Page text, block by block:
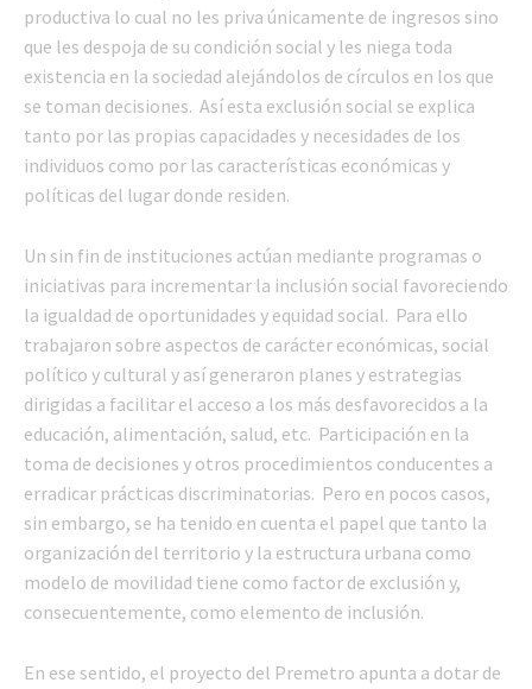
productiva lo cual no les priva únicamente de ingresos sino
que les despoja de su condición social y les niega toda
existencia en la sociedad alejándolos de círculos en los que
se toman decisiones. Así esta exclusión social se explica
tanto por las propias capacidades y necesidades de los
individuos como por las características económicas y
políticas del lugar donde residen.
Un sin fin de instituciones actúan mediante programas o
iniciativas para incrementar la inclusión social favoreciendo
la igualdad de oportunidades y equidad social. Para ello
trabajaron sobre aspectos de carácter económicas, social
político y cultural y así generaron planes y estrategias
dirigidas a facilitar el acceso a los más desfavorecidos a la
educación, alimentación, salud, etc. Participación en la
toma de decisiones y otros procedimientos conducentes a
erradicar prácticas discriminatorias. Pero en pocos casos,
sin embargo, se ha tenido en cuenta el papel que tanto la
organización del territorio y la estructura urbana como
modelo de movilidad tiene como factor de exclusión y,
consecuentemente, como elemento de inclusión.
En ese sentido, el proyecto del Premetro apunta a dotar de